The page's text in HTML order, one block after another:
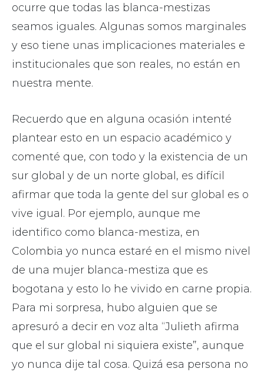
ocurre que todas las blanca-mestizas
seamos iguales. Algunas somos marginales
y eso tiene unas implicaciones materiales e
institucionales que son reales, no están en
nuestra mente.
Recuerdo que en alguna ocasión intenté
plantear esto en un espacio académico y
comenté que, con todo y la existencia de un
sur global y de un norte global, es difícil
afirmar que toda la gente del sur global es o
vive igual. Por ejemplo, aunque me
identifico como blanca-mestiza, en
Colombia yo nunca estaré en el mismo nivel
de una mujer blanca-mestiza que es
bogotana y esto lo he vivido en carne propia.
Para mi sorpresa, hubo alguien que se
apresuró a decir en voz alta “Julieth afirma
que el sur global ni siquiera existe”, aunque
yo nunca dije tal cosa. Quizá esa persona no